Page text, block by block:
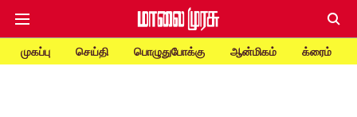
முகப்பு செய்தி பொழுதுபோக்கு ஆன்மிகம் க்ரைம்